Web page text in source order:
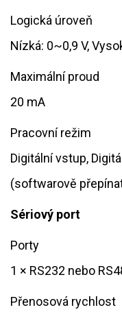
Logická úroveň
Nízká: 0~0,9 V,
Maximální proud
20 mA
Pracovní režim
Digitální vstup,
(softwarově
Sériový port
Porty
1 × RS232 nebo
Přenosová rychlost